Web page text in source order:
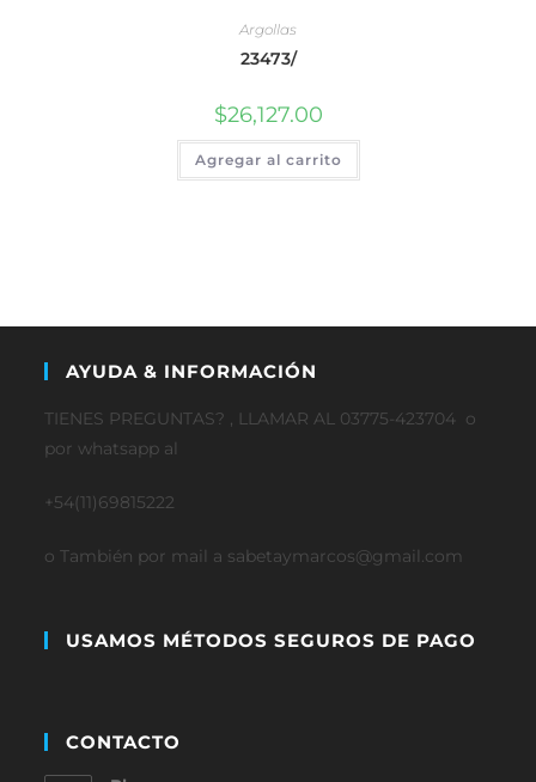
Argollas
23473/
$26,127.00
Agregar al carrito
AYUDA & INFORMACIÓN
TIENES PREGUNTAS? , LLAMAR AL 03775-423704 o
por whatsapp al
+54(11)69815222
o También por mail a sabetaymarcos@gmail.com
USAMOS MÉTODOS SEGUROS DE PAGO
CONTACTO